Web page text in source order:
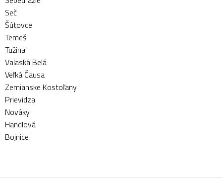
Seč
Šútovce
Temeš
Tužina
Valaská Belá
Veľká Čausa
Zemianske Kostoľany
Prievidza
Nováky
Handlová
Bojnice